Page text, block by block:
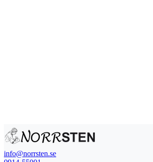
info@norrsten.se